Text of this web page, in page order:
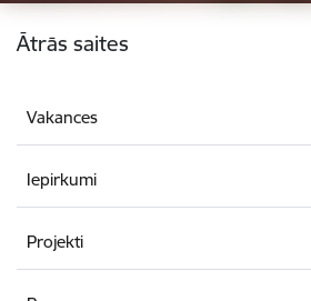
Kājene
Ātrās saites
Vakances
Iepirkumi
Projekti